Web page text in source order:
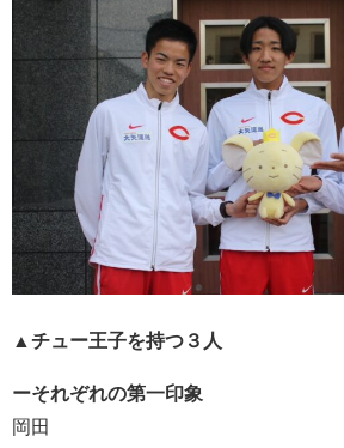
▲チュー王子を持つ３人
ーそれぞれの第一印象
岡田